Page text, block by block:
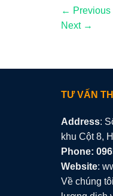
← Previous
Next →
TƯ VẤN
Address:
khu Cột 8,
Phone:
Website:
Về chúng